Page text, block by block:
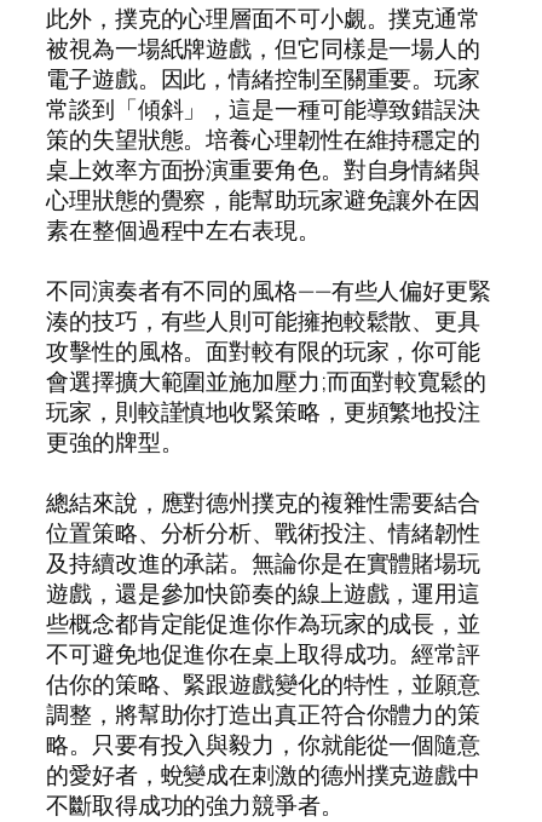
此外，撲克的心理層面不可小覷。撲克通常
被視為一場紙牌遊戲，但它同樣是一場人的
電子遊戲。因此，情緒控制至關重要。玩家
常談到「傾斜」，這是一種可能導致錯誤決
策的失望狀態。培養心理韌性在維持穩定的
桌上效率方面扮演重要角色。對自身情緒與
心理狀態的覺察，能幫助玩家避免讓外在因
素在整個過程中左右表現。
不同演奏者有不同的風格——有些人偏好更緊
湊的技巧，有些人則可能擁抱較鬆散、更具
攻擊性的風格。面對較有限的玩家，你可能
會選擇擴大範圍並施加壓力;而面對較寬鬆的
玩家，則較謹慎地收緊策略，更頻繁地投注
更強的牌型。
總結來說，應對德州撲克的複雜性需要結合
位置策略、分析分析、戰術投注、情緒韌性
及持續改進的承諾。無論你是在實體賭場玩
遊戲，還是參加快節奏的線上遊戲，運用這
些概念都肯定能促進你作為玩家的成長，並
不可避免地促進你在桌上取得成功。經常評
估你的策略、緊跟遊戲變化的特性，並願意
調整，將幫助你打造出真正符合你體力的策
略。只要有投入與毅力，你就能從一個隨意
的愛好者，蛻變成在刺激的德州撲克遊戲中
不斷取得成功的強力競爭者。